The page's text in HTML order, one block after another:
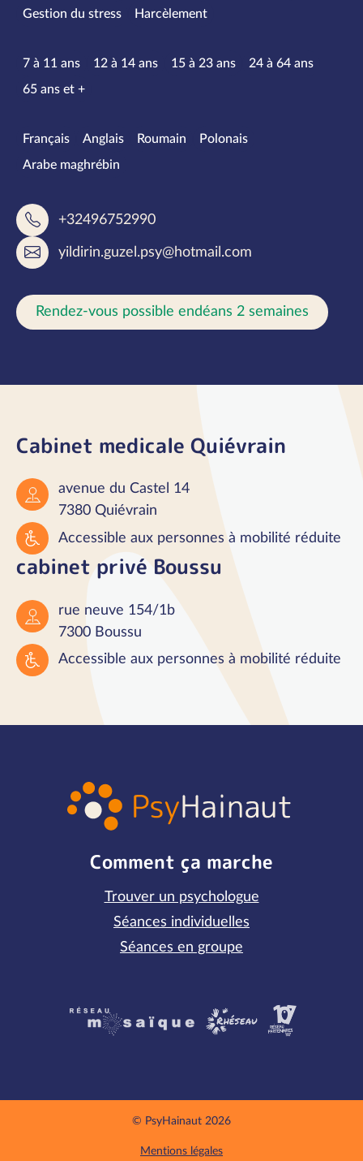
Gestion du stress
Harcèlement
Tranches d’âge
7 à 11 ans 12 à 14 ans 15 à 23 ans
24 à 64 ans
65 ans et +
Langues parlées
Français Anglais Roumain
Polonais
Arabe maghrébin
+32496752990
yildirin.guzel.psy@hotmail.com
Rendez-vous possible endéans 2 semaines
Cabinet medicale Quiévrain
avenue du Castel 14
7380 Quiévrain
Accessible aux personnes à mobilité réduite
cabinet privé Boussu
rue neuve 154/1b
7300 Boussu
Accessible aux personnes à mobilité réduite
Comment ça marche
Trouver un psychologue
Séances individuelles
Séances en groupe
Partenaires
© PsyHainaut 2026
Mentions légales